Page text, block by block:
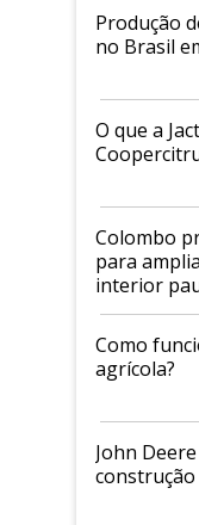
Produção
no Brasil
O que a
Colombo
para
interior
Como
agrícola?
John
construção